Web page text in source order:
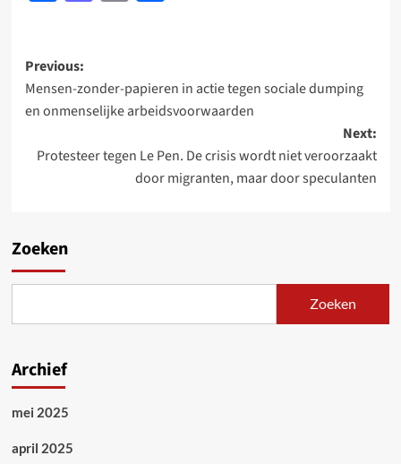
Post
navigation
Previous:
Mensen-zonder-papieren in actie tegen sociale dumping
en onmenselijke arbeidsvoorwaarden
Next:
Protesteer tegen Le Pen. De crisis wordt niet veroorzaakt
door migranten, maar door speculanten
Zoeken
Zoeken
Archief
mei 2025
april 2025